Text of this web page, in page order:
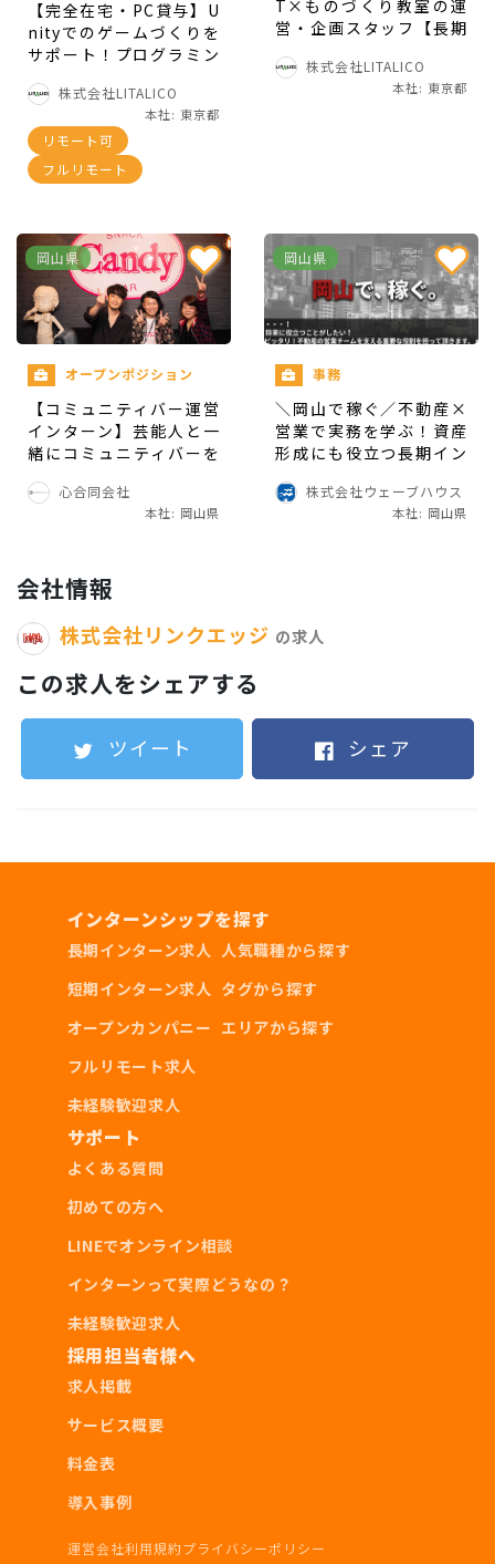
ーションを取ることからアフィリエイト広告の知
識をインプットしていただければと思っています。
②配属後
営業：
売り上げを意識した広告主営業やメディア営業を
担っていただきます！
具体的にはリンクエッジに入稿されている広告を
出稿してくれるメディアを探したり、法人広告主
向けにテレアポをして、新たに広告を入稿をして
いただく広告主を獲得したりしていくお仕事で
アフィリエイターとして効果計測をしながら、メ
ディアの運用を行っていただきます！
具体的には、自社で運営するメディアの記事コン
テンツを執筆し、広告としてを各媒体に出稿し、
広告マーケティング運用を行います。
業務改善を追い求め、効率的な組織運営を目指す
メンバーを募集しています！
▼教育体制
研修期間中はメンターによる1on1を定期的に行い
ます。配属後も定期的なMTGの時間を設定してい
ます。
経験できること・身に付くスキ
社長直下で働ける
インターネット広告の知識
トレンドを読むスピード体感
【完全在宅・PC貸与】U
nityでのゲームづくりを
サポート！プログラミン
株式会社LITALICO
本社: 東京都
リモート可
フルリモート
T×ものづくり教室の運
営・企画スタッフ【長期
株式会社LITALICO
本社: 東京都
岡山県
オープンポジション
【コミュニティバー運営
インターン】芸能人と一
緒にコミュニティバーを
心合同会社
本社: 岡山県
岡山県
事務
＼岡山で稼ぐ／不動産×
営業で実務を学ぶ！資産
形成にも役立つ長期イン
株式会社ウェーブハウス
本社: 岡山県
会社情報
株式会社リンクエッジ の求人
この求人をシェアする
ツイート シェア
インターンシップを探す
長期インターン求人
短期インターン求人
オープンカンパニー
フルリモート求人
未経験歓迎求人
人気職種から探す
タグから探す
エリアから探す
サポート
よくある質問
初めての方へ
LINEでオンライン相談
インターンって実際どうなの？
未経験歓迎求人
採用担当者様へ
求人掲載
サービス概要
料金表
導入事例
運営会社利用規約プライバシーポリシー